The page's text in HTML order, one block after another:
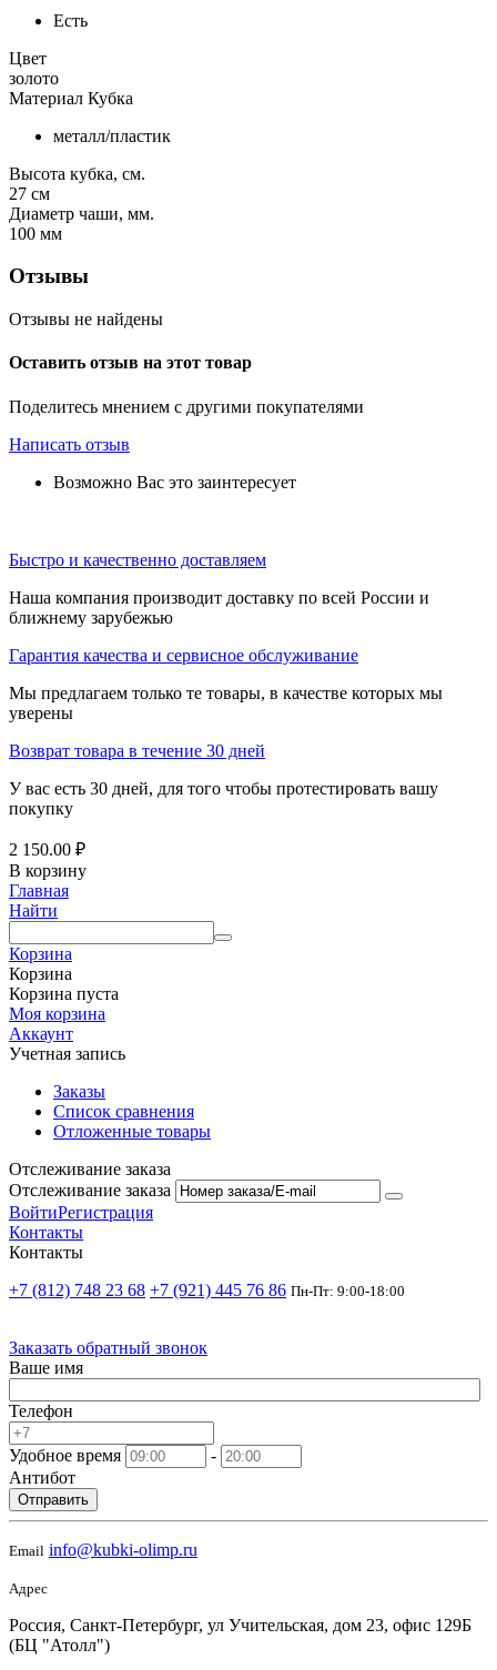
Есть
Цвет
золото
Материал Кубка
металл/пластик
Высота кубка, см.
27 см
Диаметр чаши, мм.
100 мм
Отзывы
Отзывы не найдены
Оставить отзыв на этот товар
Поделитесь мнением с другими покупателями
Написать отзыв
Возможно Вас это заинтересует
Быстро и качественно доставляем
Наша компания производит доставку по всей России и
ближнему зарубежью
Гарантия качества и сервисное обслуживание
Мы предлагаем только те товары, в качестве которых мы
уверены
Возврат товара в течение 30 дней
У вас есть 30 дней, для того чтобы протестировать вашу
покупку
2 150.00 ₽
В корзину
Главная
Найти
Корзина
Корзина
Корзина пуста
Моя корзина
Аккаунт
Учетная запись
Заказы
Список сравнения
Отложенные товары
Отслеживание заказа
Отслеживание заказа
ВойтиРегистрация
Контакты
Контакты
+7 (812) 748 23 68 +7 (921) 445 76 86 Пн-Пт: 9:00-18:00
Заказать обратный звонок
Ваше имя
Телефон
Удобное время
-
Антибот
Отправить
Email info@kubki-olimp.ru
Адрес
Россия, Санкт-Петербург, ул Учительская, дом 23, офис 129Б
(БЦ "Атолл")